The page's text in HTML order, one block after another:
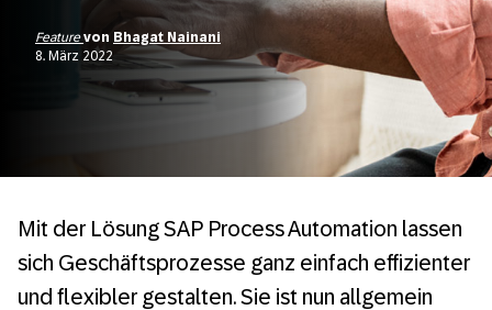
Featurevon Bhagat Nainani
8. März 2022
Mit der Lösung SAP Process Automation lassen
sich Geschäftsprozesse ganz einfach effizienter
und flexibler gestalten. Sie ist nun allgemein